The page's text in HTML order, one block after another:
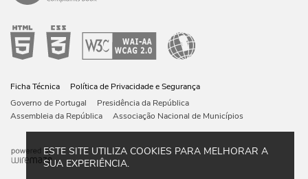
Ficha Técnica
Política de Privacidade e Segurança
Governo de Portugal
Presidência da República
Assembleia da República
Associação Nacional de Municípios
ESTE SITE UTILIZA COOKIES PARA MELHORAR A
SUA EXPERIÊNCIA.